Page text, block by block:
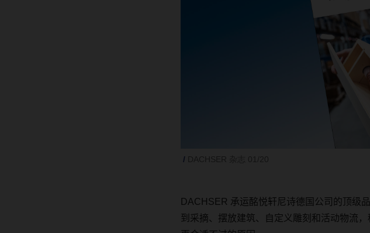
DACHSER 承运酩悦轩尼诗德国公司的顶级
到采摘、摆放建筑、自定义雕刻和活动物流